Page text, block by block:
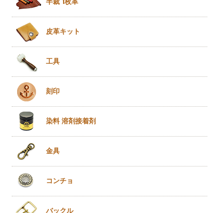
皮革キット
工具
刻印
染料 溶剤接着剤
金具
コンチョ
バックル